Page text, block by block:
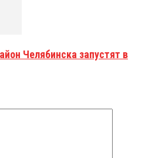
Челябинска запустят в